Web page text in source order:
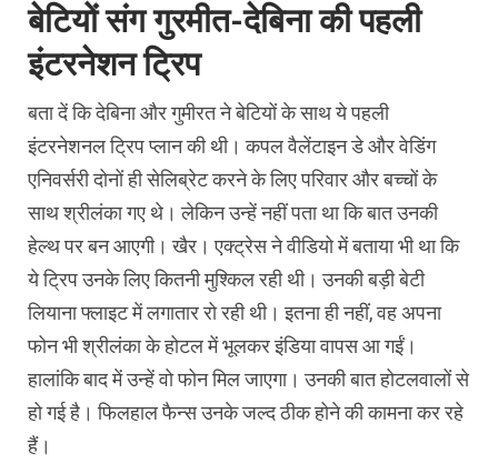
बेटियों संग गुरमीत-देबिना की पहली
इंटरनेशन ट्रिप
बता दें कि देबिना और गुमीरत ने बेटियों के साथ ये पहली
इंटरनेशनल ट्रिप प्लान की थी। कपल वैलेंटाइन डे और वेडिंग
एनिवर्सरी दोनों ही सेलिब्रेट करने के लिए परिवार और बच्चों के
साथ श्रीलंका गए थे। लेकिन उन्हें नहीं पता था कि बात उनकी
हेल्थ पर बन आएगी। खैर। एक्ट्रेस ने वीडियो में बताया भी था कि
ये ट्रिप उनके लिए कितनी मुश्किल रही थी। उनकी बड़ी बेटी
लियाना फ्लाइट में लगातार रो रही थी। इतना ही नहीं, वह अपना
फोन भी श्रीलंका के होटल में भूलकर इंडिया वापस आ गईं।
हालांकि बाद में उन्हें वो फोन मिल जाएगा। उनकी बात होटलवालों से
हो गई है। फिलहाल फैन्स उनके जल्द ठीक होने की कामना कर रहे
हैं।